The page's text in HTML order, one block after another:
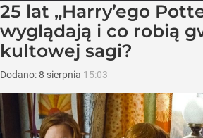
25 lat „Harry’ego
wyglądają i co robią
kultowej sagi?
Dodano:8 sierpnia 15:03